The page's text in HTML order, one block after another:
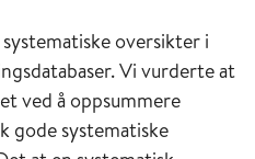
oversikter i
Vi vurderte at
ved å oppsummere
gode systematiske